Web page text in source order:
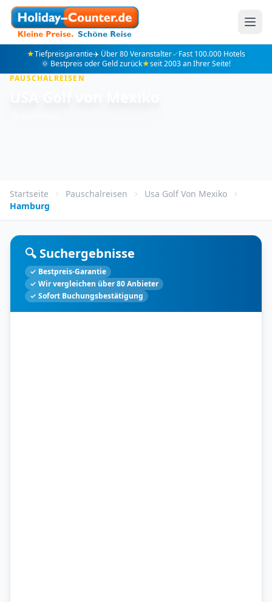
★Tiefpreisgarantie✈️ Über 80 Veranstalter✓Fast 100.000 Hotels
🌞 Bestpreis oder Geld zurück★seit 2003 an Ihrer Seite!
PAUSCHALREISEN
Startseite Pauschalreisen
Usa Golf Von Mexiko
Hamburg
🔍 Suchergebnisse
✓ Bestpreis-Garantie
✓ Wir vergleichen über 80 Anbieter
✓ Sofort Buchungsbestätigung